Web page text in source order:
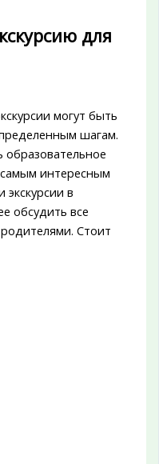
для
могут быть
шагам.
интересным
в
обсудить все
Стоит